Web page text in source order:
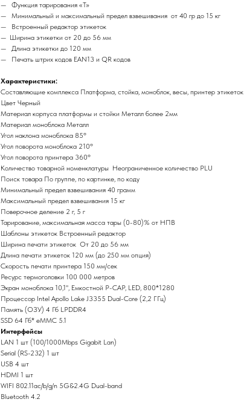
— Функция тарирования «T»
— Минимальный и максимальный предел взвешивания от 40 гр до 15 кг
— Встроенный редактор этикеток
— Ширина этикетки от 20 до 56 мм
— Длина этикетки до 120 мм
— Печать штрих кодов EAN13 и QR кодов
Характеристики:
Составляющие комплекса Платформа, стойка, моноблок, весы, принтер этикеток
Цвет Черный
Материал корпуса платформы и стойки Металл более 2мм
Материал моноблока Металл
Угол наклона моноблока 85º
Угол поворота моноблока 210º
Угол поворота принтера 360º
Количество товарной номенклатуры Неограниченное количество PLU
Поиск товара По группе, по картинке, по коду
Минимальный предел взвешивания 40 грамм
Максимальный предел взвешивания 15 кг
Поверочное деление 2 г, 5 г
Тарирование, максимальная масса тары (0-80)% от НПВ
Шаблоны этикеток Встроенный редактор
Ширина печати этикеток От 20 до 56 мм
Длина печати этикеток 120 мм (до 250 мм опция)
Скорость печати принтера 150 мм/сек
Ресурс термоголовки 100 000 метров
Экран моноблока 10,1", Eмкостной P-CAP, LED, 800*1280
Процессор Intel Apollo Lake J3355 Dual-Core (2,2 ГГц)
Память (ОЗУ) 4 Гб LPDDR4
SSD 64 Гб* eMMC 5.1
Интерфейсы
LAN 1 шт (100/1000Mbps Gigabit Lan)
Serial (RS-232) 1 шт
USB 4 шт
HDMI 1 шт
WIFI 802.11ac/b/g/n 5G&2.4G Dual-band
Bluetooth 4.2